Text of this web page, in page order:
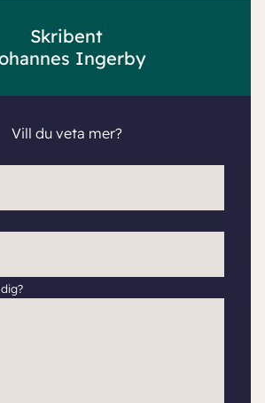
Skribent
Ingerby
Vill du veta mer?